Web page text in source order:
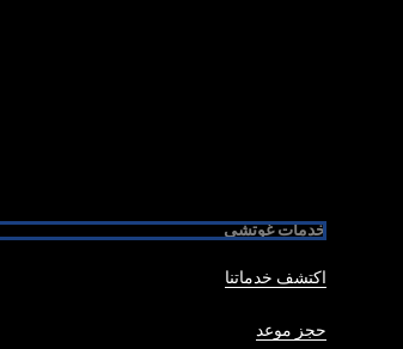
خدمات غوتشي
اكتشف خدماتنا
حجز موعد